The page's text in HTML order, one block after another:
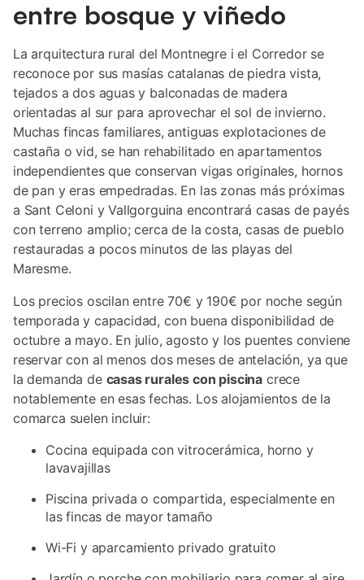
entre bosque y viñedo
La arquitectura rural del Montnegre i el Corredor se
reconoce por sus masías catalanas de piedra vista,
tejados a dos aguas y balconadas de madera
orientadas al sur para aprovechar el sol de invierno.
Muchas fincas familiares, antiguas explotaciones de
castaña o vid, se han rehabilitado en apartamentos
independientes que conservan vigas originales, hornos
de pan y eras empedradas. En las zonas más próximas
a Sant Celoni y Vallgorguina encontrará casas de payés
con terreno amplio; cerca de la costa, casas de pueblo
restauradas a pocos minutos de las playas del
Maresme.
Los precios oscilan entre 70€ y 190€ por noche según
temporada y capacidad, con buena disponibilidad de
octubre a mayo. En julio, agosto y los puentes conviene
reservar con al menos dos meses de antelación, ya que
la demanda de casas rurales con piscina crece
notablemente en esas fechas. Los alojamientos de la
comarca suelen incluir:
Cocina equipada con vitrocerámica, horno y
lavavajillas
Piscina privada o compartida, especialmente en
las fincas de mayor tamaño
Wi-Fi y aparcamiento privado gratuito